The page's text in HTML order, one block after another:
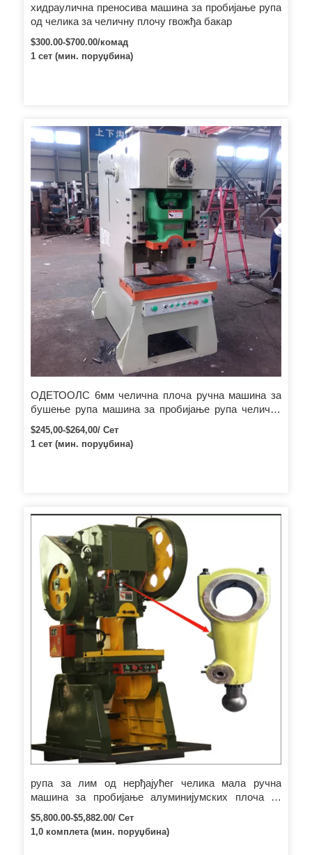
хидраулична преносива машина за пробијање рупа
од челика за челичну плочу гвожђа бакар
$300.00-$700.00/комад
1 сет (мин. поруџбина)
ОДЕТООЛС 6мм челична плоча ручна машина за
бушење рупа машина за пробијање рупа челични
хидраулични пробијач рупа
$245,00-$264,00/ Сет
1 сет (мин. поруџбина)
рупа за лим од нерђајућег челика мала ручна
машина за пробијање алуминијумских плоча за
алуминијумски профил
$5,800.00-$5,882.00/ Сет
1,0 комплета (мин. поруџбина)